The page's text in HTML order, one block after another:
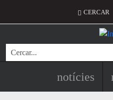
Menú
CERCAR
Cerca
Navegació
notícies